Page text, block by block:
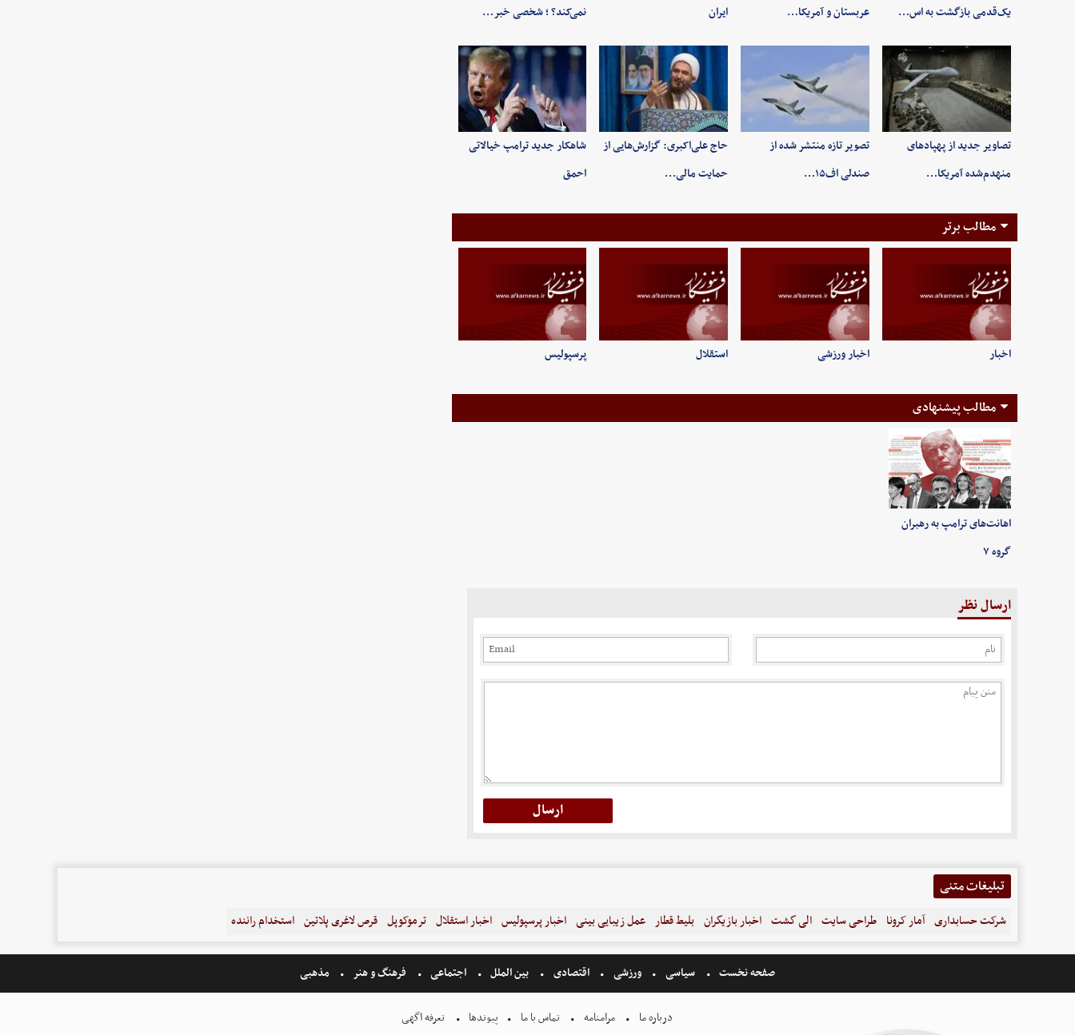
یک‌قدمی بازگشت به اس…
عربستان و آمریکا…
ایران
نمی‌کند؟ ؛ شخصی خبر…
تصاویر جدید از پهپادهای
منهدم‌شده آمریکا…
تصویر تازه منتشر شده از
صندلی اف۱۵…
حاج علی‌اکبری: گزارش‌هایی از
حمایت مالی…
شاهکار جدید ترامپ خیالاتی
احمق
مطالب برتر
اخبار اخبار ورزشی استقلال پرسپولیس
مطالب پیشنهادی
اهانت‌های ترامپ به رهبران
گروه ۷
ارسال نظر
تبلیغات متنی
شرکت حسابداری آمار کرونا طراحی سایت الی گشت اخبار بازیگران بلیط قطار عمل زیبایی بینی اخبار پرسپولیس اخبار استقلال ترموکوپل قرص لاغری پلاتین استخدام راننده
صفحه نخست سیاسی ورزشی اقتصادی بین الملل اجتماعی فرهنگ و هنر مذهبی
درباره ما مرامنامه تماس با ما پیوندها تعرفه اگهی